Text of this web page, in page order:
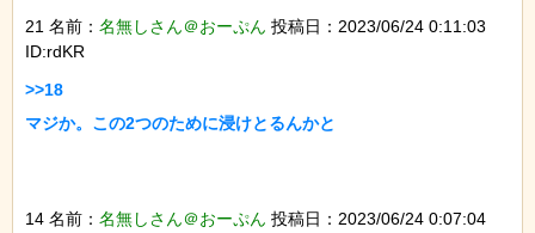
21 名前： 名無しさん＠おーぷん 投稿日：2023/06/24 0:11:03
ID:rdKR
>>18
マジか。この2つのために浸けとるんかと
14 名前： 名無しさん＠おーぷん 投稿日：2023/06/24 0:07:04